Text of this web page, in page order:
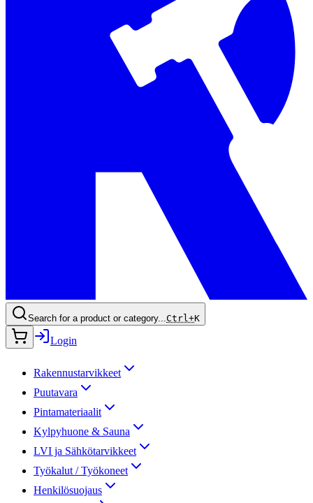
Search for a product or category...Ctrl+K
Login
Rakennustarvikkeet
Puutavara
Pintamateriaalit
Kylpyhuone & Sauna
LVI ja Sähkötarvikkeet
Työkalut / Työkoneet
Henkilösuojaus